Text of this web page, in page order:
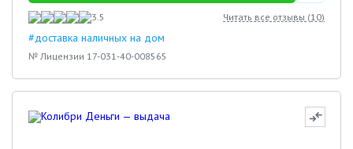
3.5 Читать все отзывы (10)
#доставка наличных на дом
№ Лицензии 17-031-40-008565